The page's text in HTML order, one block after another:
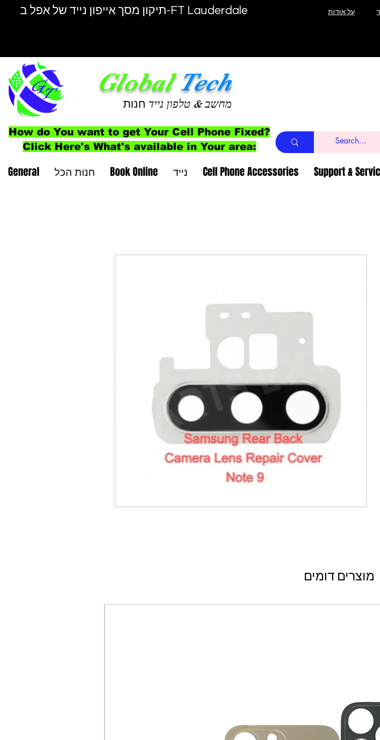
תיקון מסך אייפון נייד של אפל ב-FT Lauderdale על אודות
Global Tech
מחשב& טלפון נייד חנות
How do You want to get Your Cell Phone Fixed?
Click Here's What's available in Your area:
General חנות הכל Book Online נייד Cell Phone Accessories Support &
מוצרים דומים